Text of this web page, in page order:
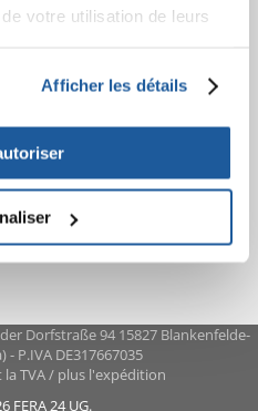
votre utilisation de leurs
Afficher les détails
Dorfstraße 94 15827 Blankenfelde-
P.IVA DE317667035
TVA / plus l'expédition
FERA 24 UG.